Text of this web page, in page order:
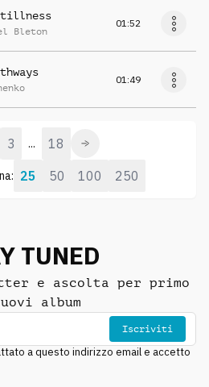
Bleton
01:52
01:49
25 50 100 250
3 ... 18
TUNED
e ascolta per primo
album
Iscriviti
a questo indirizzo email e accetto